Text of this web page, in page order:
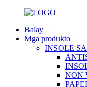
Balay
Mga produkto
INSOLE
NON